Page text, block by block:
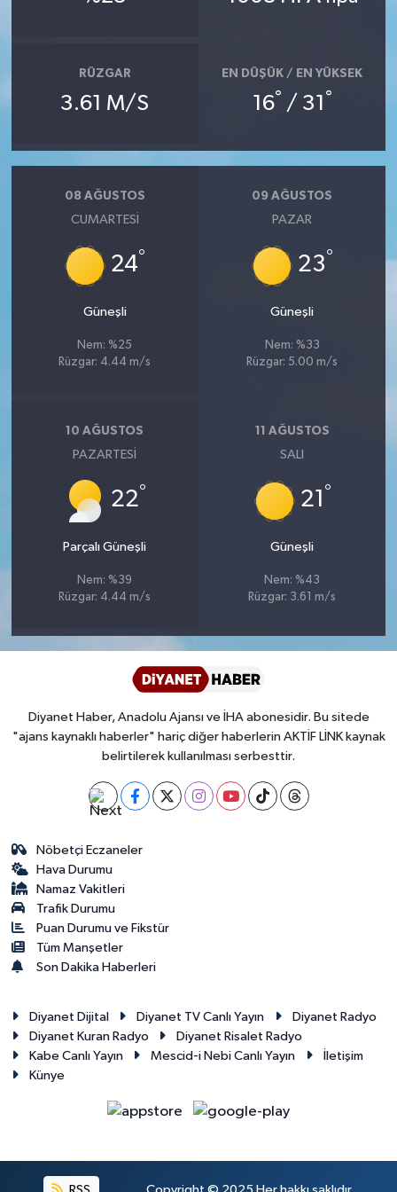
RÜZGAR
3.61 M/S
EN DÜŞÜK / EN YÜKSEK
16° / 31 °
08 AĞUSTOS
CUMARTESI
24°
Güneşli
Nem: %25
Rüzgar: 4.44 m/s
09 AĞUSTOS
PAZAR
23°
Güneşli
Nem: %33
Rüzgar: 5.00 m/s
10 AĞUSTOS
PAZARTESI
22°
Parçalı Güneşli
Nem: %39
Rüzgar: 4.44 m/s
11 AĞUSTOS
SALI
21 °
Güneşli
Nem: %43
Rüzgar: 3.61 m/s
Diyanet Haber, Anadolu Ajansı ve İHA abonesidir. Bu sitede
"ajans kaynaklı haberler" hariç diğer haberlerin AKTİF LİNK kaynak
belirtilerek kullanılması serbesttir.
Nöbetçi Eczaneler
Hava Durumu
Namaz Vakitleri
Trafik Durumu
Puan Durumu ve Fikstür
Tüm Manşetler
Son Dakika Haberleri
Diyanet Dijital Diyanet TV Canlı Yayın
Diyanet Radyo
Diyanet Kuran Radyo
Diyanet Risalet Radyo
Kabe Canlı Yayın
Mescid-i Nebi Canlı Yayın
İletişim
Künye
Çanakkale Müftülüğü
Çankırı Müftülüğü
Çorum Müftülüğü
Denizli Müftülüğü
Düzce Müftülüğü
Edirne Müftülüğü
Elazığ Müftülüğü
Erzincan Müftülüğü
Eskişehir Müftülüğü
Gaziantep Müftülüğü
Giresun Müftülüğü
Gümüşhane Müftülüğü
Hakkari Müftülüğü
Hatay Müftülüğü
Iğdır Müftülüğü
İstanbul Müftülüğü
İzmir Müftülüğü
Podcast
Bilim, Teknoloji
Biyografiler
Diyanet TV
YAŞAM